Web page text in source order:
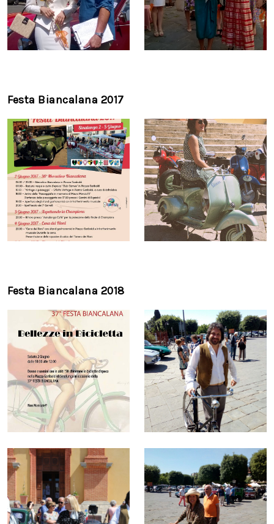
Festa Biancalana 2017
Festa Biancalana 2018